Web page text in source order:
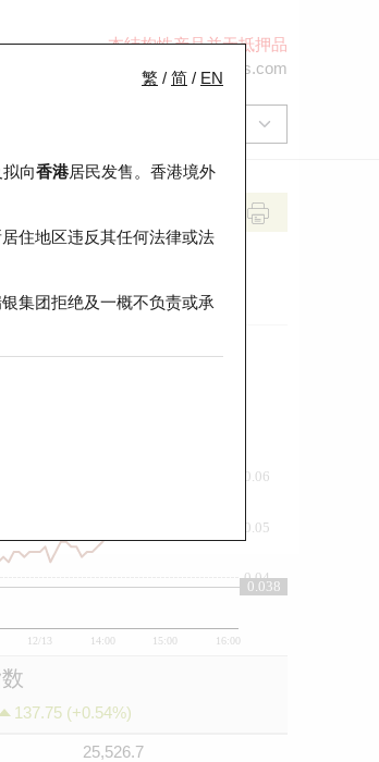
本结构性产品并无抵押品
ol-hkwarrants@ubs.com
繁 / 简 / EN
向香港居民发售。香港境外
住地区违反其任何法律或法
集团拒绝及一概不负责或承
12/13 14:00 15:00 16:00
0.04
0.05
0.06
0.038
137.75 (+0.54%)
25,526.7